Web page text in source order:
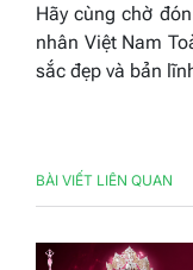
Hãy cùng chờ
nhân Việt Nam
sắc đẹp và bản
BÀI VIẾT LIÊN QUAN